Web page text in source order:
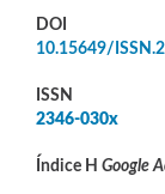
DOI
10.15649/
ISSN
2346-030x
Índice H Google